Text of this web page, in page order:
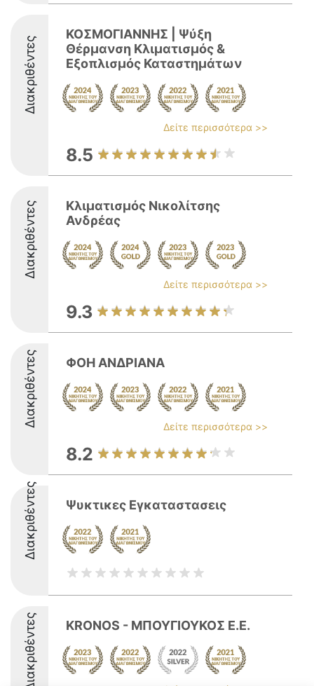
Διακριθέντες
ΚΟΣΜΟΓΙΑΝΝΗΣ | Ψύξη
Θέρμανση Κλιματισμός &
Εξοπλισμός Καταστημάτων
Δείτε περισσότερα >>
8.5
Διακριθέντες
Κλιματισμός Νικολίτσης
Ανδρέας
Δείτε περισσότερα >>
9.3
Διακριθέντες ΦΟΗ ΑΝΔΡΙΑΝΑ
Δείτε περισσότερα >>
8.2
Διακριθέντες Ψυκτικες Εγκαταστασεις
Διακριθέντες KRONOS - ΜΠΟΥΓΙΟΥΚΟΣ Ε.Ε.